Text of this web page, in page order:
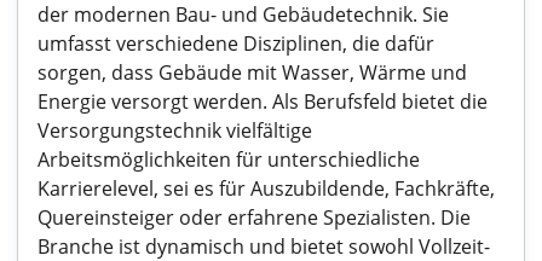
der modernen Bau- und Gebäudetechnik. Sie
umfasst verschiedene Disziplinen, die dafür
sorgen, dass Gebäude mit Wasser, Wärme und
Energie versorgt werden. Als Berufsfeld bietet die
Versorgungstechnik vielfältige
Arbeitsmöglichkeiten für unterschiedliche
Karrierelevel, sei es für Auszubildende, Fachkräfte,
Quereinsteiger oder erfahrene Spezialisten. Die
Branche ist dynamisch und bietet sowohl Vollzeit-